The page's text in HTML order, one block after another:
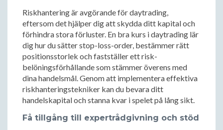
Riskhantering är avgörande för daytrading,
eftersom det hjälper dig att skydda ditt kapital och
förhindra stora förluster. En bra kurs i daytrading lär
dig hur du sätter stop-loss-order, bestämmer rätt
positionsstorlek och fastställer ett risk-
belöningsförhållande som stämmer överens med
dina handelsmål. Genom att implementera effektiva
riskhanteringstekniker kan du bevara ditt
handelskapital och stanna kvar i spelet på lång sikt.
Få tillgång till expertrådgivning och stöd